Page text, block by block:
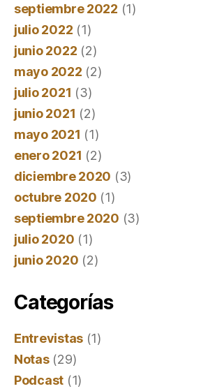
septiembre 2022 (1)
julio 2022 (1)
junio 2022 (2)
mayo 2022 (2)
julio 2021 (3)
junio 2021 (2)
mayo 2021 (1)
enero 2021 (2)
diciembre 2020 (3)
octubre 2020 (1)
septiembre 2020 (3)
julio 2020 (1)
junio 2020 (2)
Categorías
Entrevistas (1)
Notas(29)
Podcast (1)